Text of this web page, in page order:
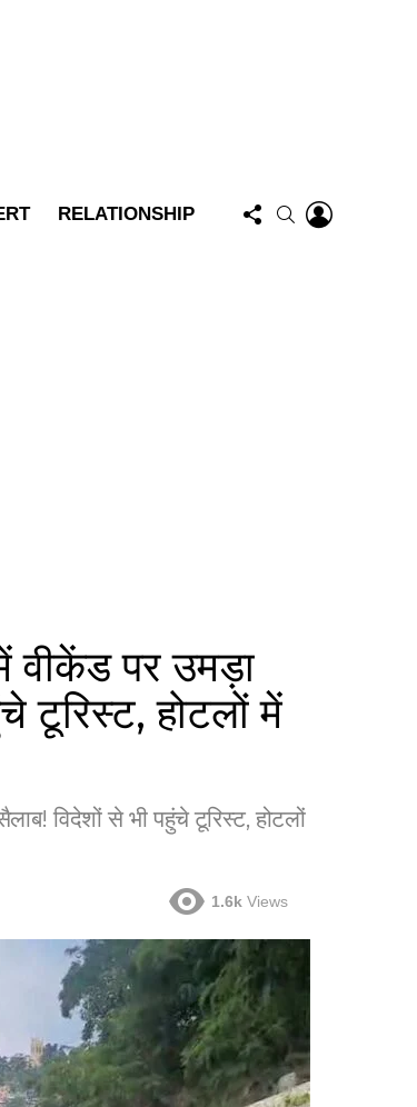
RELATIONSHIP
FOLLOW
US
SEARCH
पर उमड़ा
टूरिस्ट, होटलों में
विदेशों से भी पहुंचे टूरिस्ट, होटलों
1.6k Views